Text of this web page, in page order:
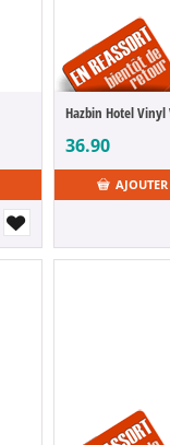
Hazbin Hotel Vinyl
36.90